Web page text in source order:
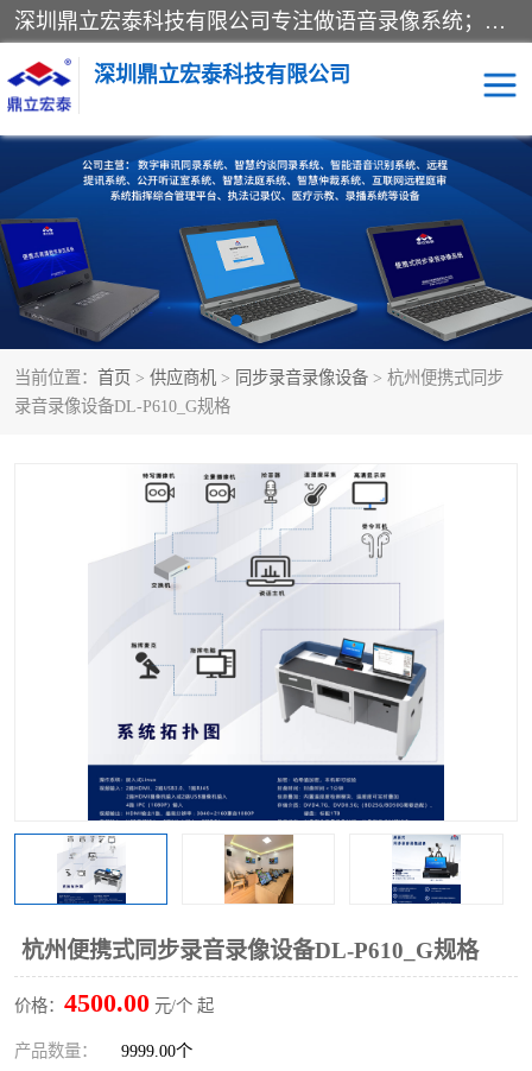
深圳鼎立宏泰科技有限公司专注做语音录像系统；主要服务有：约谈室同步录音录像系统、设计数字询问同步录音录像、数字约谈室同步录音录像、公开听证室、智慧庭审、智能语音识别转写、远程提讯（提审）、记录仪、远程指挥综合管理平台、录播系统等
深圳鼎立宏泰科技有限公司
当前位置： 首页 > 供应商机 > 同步录音录像设备 > 杭州便携式同步
录音录像设备DL-P610_G规格
杭州便携式同步录音录像设备DL-P610_G规格
价格： 4500.00 元/个 起
产品数量： 9999.00个
同步录音录像设备 便携式审讯设备
数字法庭 听证室
远程提讯 语音识别